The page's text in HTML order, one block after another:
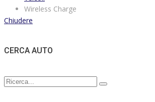
Wireless Charge
Chiudere
CERCA AUTO